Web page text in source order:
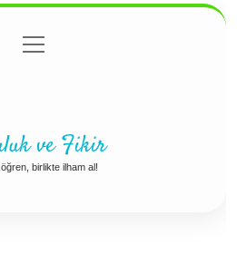
Politikası
menüyü
aç
ve Fikir
birlikte ilham al!